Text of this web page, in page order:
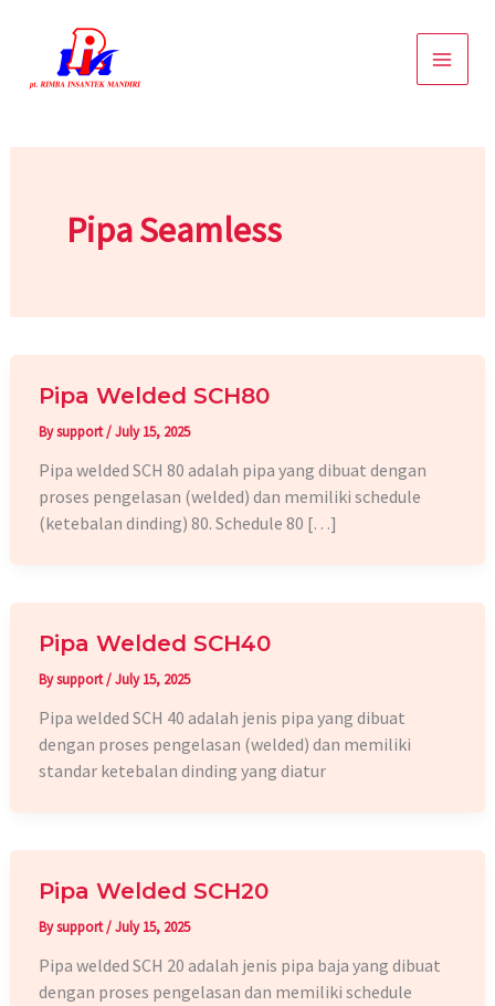
content
Pipa Seamless
Pipa Welded SCH80
Bysupport/July 15, 2025
Pipa welded SCH 80 adalah pipa yang dibuat dengan
proses pengelasan (welded) dan memiliki schedule
(ketebalan dinding) 80. Schedule 80 […]
Pipa Welded SCH40
Bysupport/July 15, 2025
Pipa welded SCH 40 adalah jenis pipa yang dibuat
dengan proses pengelasan (welded) dan memiliki
standar ketebalan dinding yang diatur
Pipa Welded SCH20
Bysupport/July 15, 2025
Pipa welded SCH 20 adalah jenis pipa baja yang dibuat
dengan proses pengelasan dan memiliki schedule